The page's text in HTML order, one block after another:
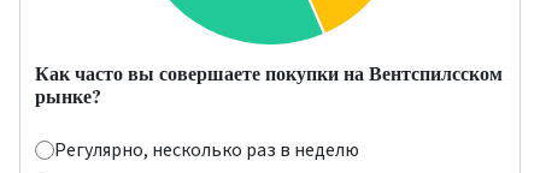
Как часто вы совершаете покупки на Вентспилсском
рынке?
Регулярно, несколько раз в неделю